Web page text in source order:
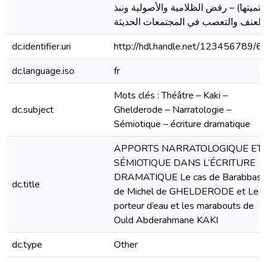
حتميتها) – رفض الظلامية والأصولية ونبذ
dc.identifier.uri
http://hdl.handle.net/123456789/
dc.language.iso
fr
dc.subject
Mots clés : Théâtre – Kaki –
Ghelderode – Narratologie –
Sémiotique – écriture dramatique
dc.title
APPORTS NARRATOLOGIQUE ET
SÉMIOTIQUE DANS L’ÉCRITURE
DRAMATIQUE Le cas de Barabbas
de Michel de GHELDERODE et Le
porteur d’eau et les marabouts de
Ould Abderahmane KAKI
dc.type
Other